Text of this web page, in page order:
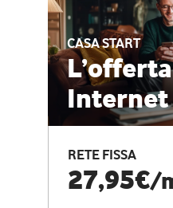
CASA START
Internet
RETE FISSA
27,95€/
CASA